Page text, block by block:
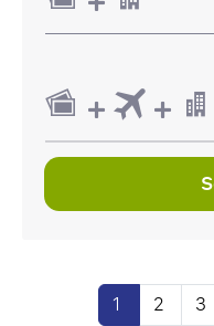
1 2 3